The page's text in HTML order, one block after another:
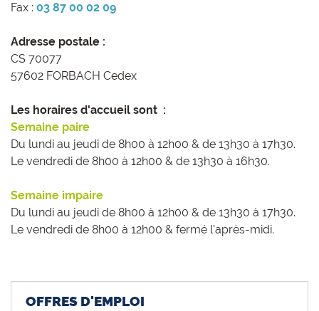
Fax : 03 87 00 02 09
Adresse postale :
CS 70077
57602 FORBACH Cedex
Les horaires d'accueil sont :
Semaine paire
Du lundi au jeudi de 8h00 à 12h00 & de 13h30 à 17h30.
Le vendredi de 8h00 à 12h00 & de 13h30 à 16h30.
Semaine impaire
Du lundi au jeudi de 8h00 à 12h00 & de 13h30 à 17h30.
Le vendredi de 8h00 à 12h00 & fermé l'après-midi.
OFFRES D'EMPLOI